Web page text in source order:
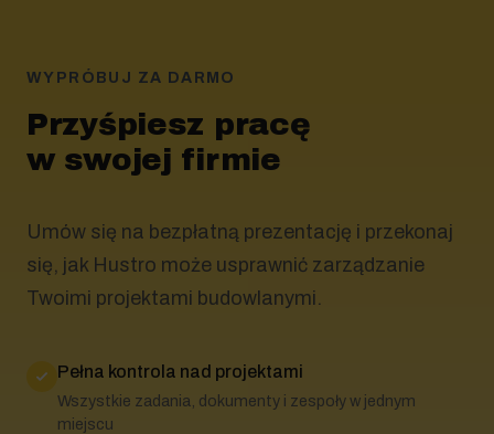
WYPRÓBUJ ZA DARMO
Przyśpiesz pracę
w swojej firmie
Umów się na bezpłatną prezentację i przekonaj
się, jak Hustro może usprawnić zarządzanie
Twoimi projektami budowlanymi.
Pełna kontrola nad projektami
Wszystkie zadania, dokumenty i zespoły w jednym
miejscu